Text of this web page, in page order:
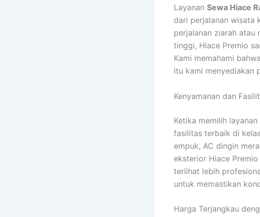
Layanan Sewa Hiace
dari perjalanan wisata
perjalanan ziarah atau
tinggi, Hiace Premio
Kami memahami
itu kami menyediakan
Kenyamanan dan
Ketika memilih layanan
fasilitas terbaik di
empuk, AC dingin
eksterior Hiace
terlihat lebih
untuk memastikan
Harga Terjangkau